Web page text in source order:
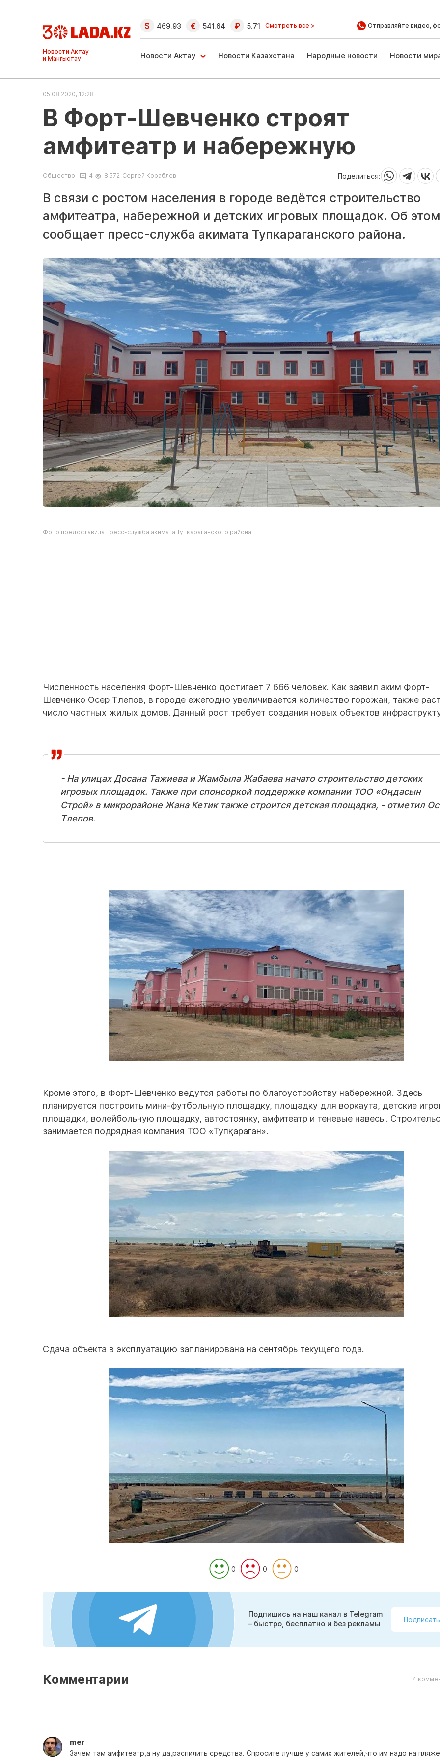
Ақтау және
Манғыстау
жаңалықтары
469.93 541.64 5.71 Смотреть все > Отправляйте видео,
Новости Актау Новости Казахстана Народные новости Новости
05.08.2020, 12:28
В Форт-Шевченко строят
амфитеатр и набережную
Общество 4 8 572 Сергей Кораблев Поделиться:
В связи с ростом населения в городе ведётся строительство
амфитеатра, набережной и детских игровых площадок. Об этом
сообщает пресс-служба акимата Тупкараганского района.
Фото предоставила пресс-служба акимата Тупкараганского района
Численность населения Форт-Шевченко достигает 7 666 человек. Как заявил аким Форт-
Шевченко Осер Тлепов, в городе ежегодно увеличивается количество горожан, также
число частных жилых домов. Данный рост требует создания новых объектов
- На улицах Досана Тажиева и Жамбыла Жабаева начато строительство детских
игровых площадок. Также при спонсоркой поддержке компании ТОО «Оңдасын
Строй» в микрорайоне Жана Кетик также строится детская площадка, - отметил
Тлепов.
Кроме этого, в Форт-Шевченко ведутся работы по благоустройству набережной. Здесь
планируется построить мини-футбольную площадку, площадку для воркаута, детские
площадки, волейбольную площадку, автостоянку, амфитеатр и теневые навесы.
занимается подрядная компания ТОО «Тупқараган».
Сдача объекта в эксплуатацию запланирована на сентябрь текущего года.
0 0 0
Подпишись на наш канал в Telegram
– быстро, бесплатно и без рекламы
Комментарии 4
mer
Зачем там амфитеатр,а ну да,распилить средства. Спросите лучше у самих жителей,что им надо на